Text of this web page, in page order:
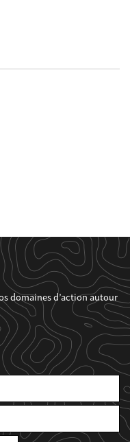
domaines d’action autour